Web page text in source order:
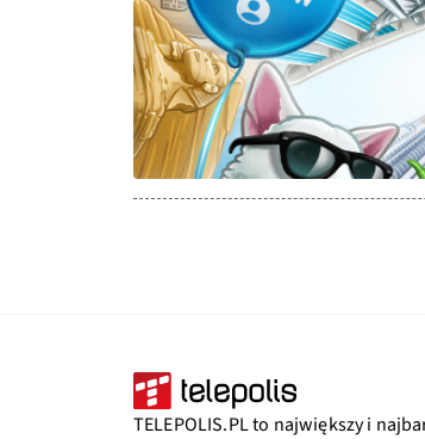
TELEPOLIS.PL to największy i